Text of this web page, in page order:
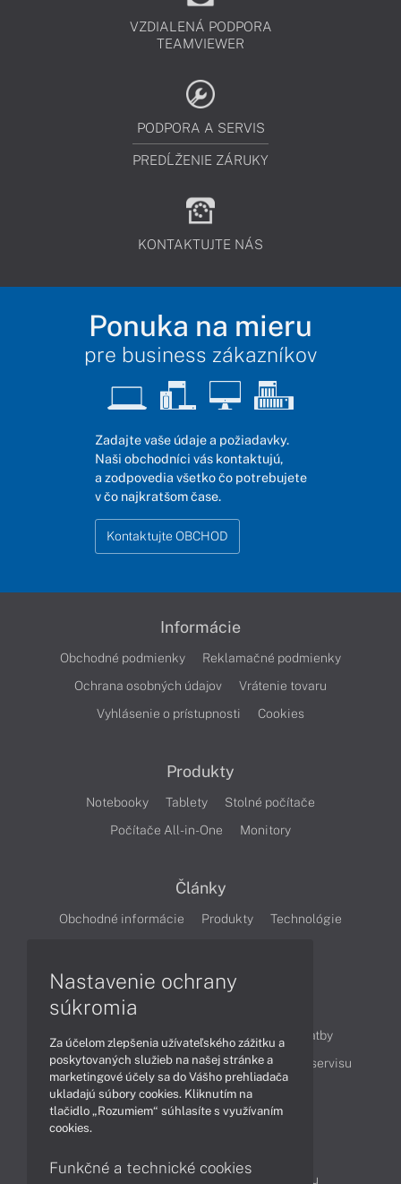
VZDIALENÁ PODPORA
TEAMVIEWER
PODPORA A SERVIS
PREDĹŽENIE ZÁRUKY
KONTAKTUJTE NÁS
Ponuka na mieru
pre business zákazníkov
Zadajte vaše údaje a požiadavky.
Naši obchodníci vás kontaktujú,
a zodpovedia všetko čo potrebujete
v čo najkratšom čase.
Kontaktujte OBCHOD
Informácie
Obchodné podmienky
Reklamačné podmienky
Ochrana osobných údajov
Vrátenie tovaru
Vyhlásenie o prístupnosti
Cookies
Produkty
Notebooky Tablety
Stolné počítače
Počítače All-in-One
Monitory
Články
Obchodné informácie Produkty
Technológie
Ako nakupovať
Možnosti doručenia a platby
Podpora a servis
Servisné služby Cenník servisu
Kontakty
Reklamácia tovaru
Nastavenie ochrany
súkromia
Za účelom zlepšenia užívateľského zážitku a
poskytovaných služieb na našej stránke a
marketingové účely sa do Vášho prehliadača
ukladajú súbory cookies. Kliknutím na
tlačidlo „Rozumiem“ súhlasíte s využívaním
cookies.
Funkčné a technické cookies